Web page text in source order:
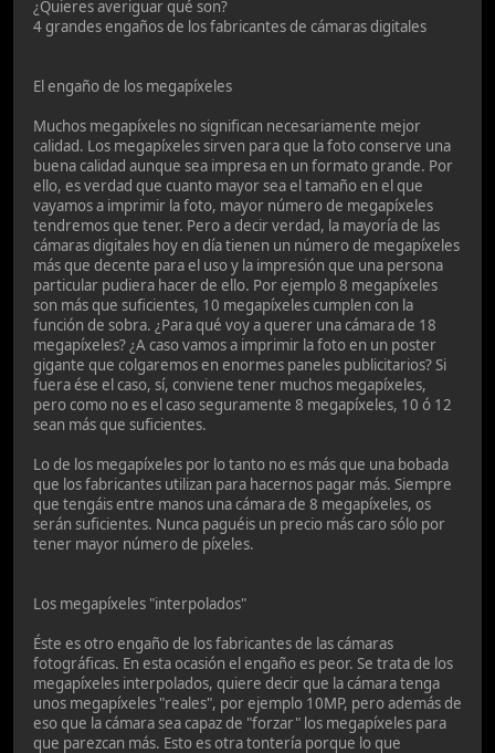
¿Quieres averiguar qué son?
4 grandes engaños de los fabricantes de cámaras digitales
El engaño de los megapíxeles
Muchos megapíxeles no significan necesariamente mejor
calidad. Los megapíxeles sirven para que la foto conserve una
buena calidad aunque sea impresa en un formato grande. Por
ello, es verdad que cuanto mayor sea el tamaño en el que
vayamos a imprimir la foto, mayor número de megapíxeles
tendremos que tener. Pero a decir verdad, la mayoría de las
cámaras digitales hoy en día tienen un número de megapíxeles
más que decente para el uso y la impresión que una persona
particular pudiera hacer de ello. Por ejemplo 8 megapíxeles
son más que suficientes, 10 megapíxeles cumplen con la
función de sobra. ¿Para qué voy a querer una cámara de 18
megapíxeles? ¿A caso vamos a imprimir la foto en un poster
gigante que colgaremos en enormes paneles publicitarios? Si
fuera ése el caso, sí, conviene tener muchos megapíxeles,
pero como no es el caso seguramente 8 megapíxeles, 10 ó 12
sean más que suficientes.
Lo de los megapíxeles por lo tanto no es más que una bobada
que los fabricantes utilizan para hacernos pagar más. Siempre
que tengáis entre manos una cámara de 8 megapíxeles, os
serán suficientes. Nunca paguéis un precio más caro sólo por
tener mayor número de píxeles.
Los megapíxeles "interpolados"
Éste es otro engaño de los fabricantes de las cámaras
fotográficas. En esta ocasión el engaño es peor. Se trata de los
megapíxeles interpolados, quiere decir que la cámara tenga
unos megapíxeles "reales", por ejemplo 10MP, pero además de
eso que la cámara sea capaz de "forzar" los megapíxeles para
que parezcan más. Esto es otra tontería porque lo que